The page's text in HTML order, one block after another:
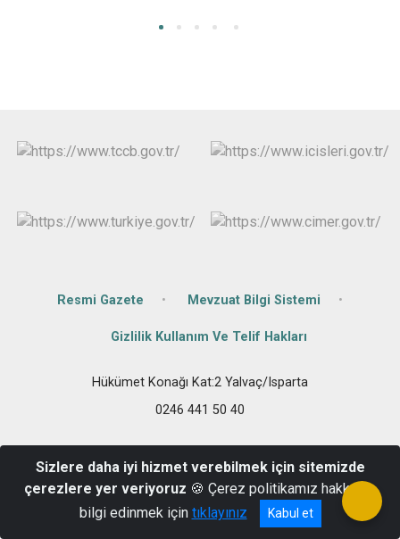
Resmi Gazete Mevzuat Bilgi Sistemi
Gizlilik Kullanım Ve Telif Hakları
Hükümet Konağı Kat:2 Yalvaç/Isparta
0246 441 50 40
Sizlere daha iyi hizmet verebilmek için sitemizde
çerezlere yer veriyoruz 🍪 Çerez politikamız hakkında
bilgi edinmek için tıklayınız Kabul et